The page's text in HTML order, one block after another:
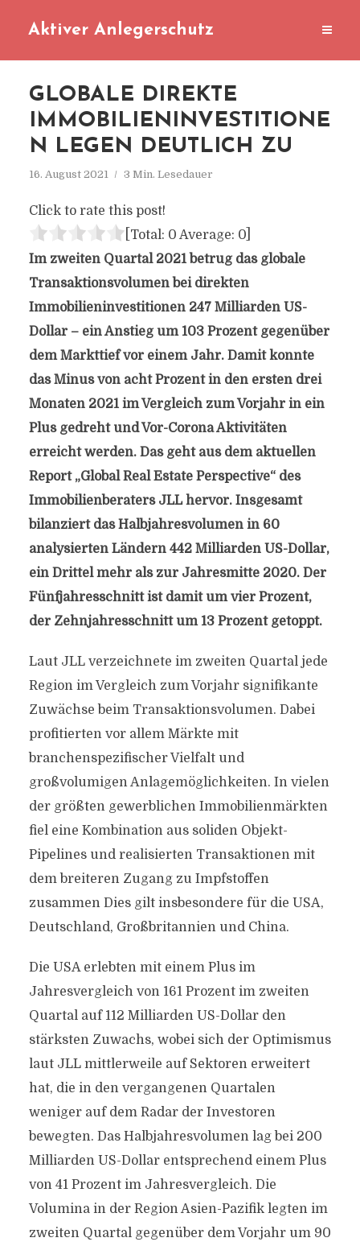
Aktiver Anlegerschutz
GLOBALE DIREKTE
IMMOBILIENINVESTITIONE
N LEGEN DEUTLICH ZU
16. August 2021 3 Min. Lesedauer
Click to rate this post!
[Total: 0 Average: 0]
Im zweiten Quartal 2021 betrug das globale
Transaktionsvolumen bei direkten
Immobilieninvestitionen 247 Milliarden US-
Dollar – ein Anstieg um 103 Prozent gegenüber
dem Markttief vor einem Jahr. Damit konnte
das Minus von acht Prozent in den ersten drei
Monaten 2021 im Vergleich zum Vorjahr in ein
Plus gedreht und Vor-Corona Aktivitäten
erreicht werden. Das geht aus dem aktuellen
Report „Global Real Estate Perspective“ des
Immobilienberaters JLL hervor. Insgesamt
bilanziert das Halbjahresvolumen in 60
analysierten Ländern 442 Milliarden US-Dollar,
ein Drittel mehr als zur Jahresmitte 2020. Der
Fünfjahresschnitt ist damit um vier Prozent,
der Zehnjahresschnitt um 13 Prozent getoppt.
Laut JLL verzeichnete im zweiten Quartal jede
Region im Vergleich zum Vorjahr signifikante
Zuwächse beim Transaktionsvolumen. Dabei
profitierten vor allem Märkte mit
branchenspezifischer Vielfalt und
großvolumigen Anlagemöglichkeiten. In vielen
der größten gewerblichen Immobilienmärkten
fiel eine Kombination aus soliden Objekt-
Pipelines und realisierten Transaktionen mit
dem breiteren Zugang zu Impfstoffen
zusammen Dies gilt insbesondere für die USA,
Deutschland, Großbritannien und China.
Die USA erlebten mit einem Plus im
Jahresvergleich von 161 Prozent im zweiten
Quartal auf 112 Milliarden US-Dollar den
stärksten Zuwachs, wobei sich der Optimismus
laut JLL mittlerweile auf Sektoren erweitert
hat, die in den vergangenen Quartalen
weniger auf dem Radar der Investoren
bewegten. Das Halbjahresvolumen lag bei 200
Milliarden US-Dollar entsprechend einem Plus
von 41 Prozent im Jahresvergleich. Die
Volumina in der Region Asien-Pazifik legten im
zweiten Quartal gegenüber dem Vorjahr um 90